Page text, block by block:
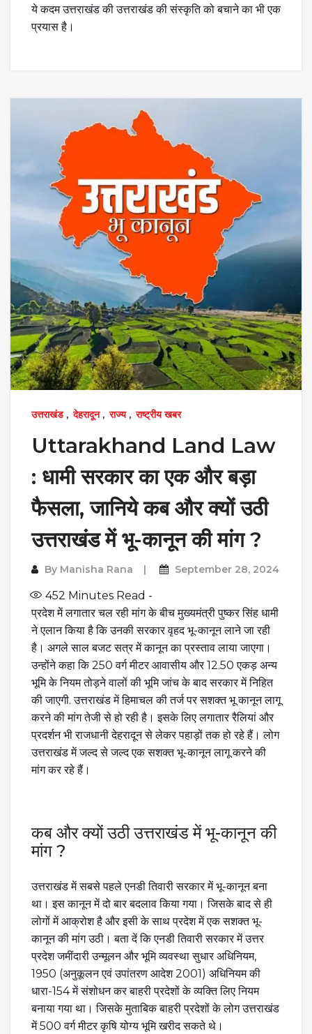
ये कदम उत्तराखंड की उत्तराखंड की संस्कृति को बचाने का भी एक
प्रयास है।
उत्तराखंड, देहरादून, राज्य, राष्ट्रीय खबर
Uttarakhand Land Law
: धामी सरकार का एक और बड़ा
फैसला, जानिये कब और क्यों उठी
उत्तराखंड में भू-कानून की मांग ?
By Manisha Rana September 28, 2024
452 Minutes Read -
प्रदेश में लगातार चल रही मांग के बीच मुख्यमंत्री पुष्कर सिंह धामी
ने एलान किया है कि उनकी सरकार वृहद भू-कानून लाने जा रही
है। अगले साल बजट सत्र में कानून का प्रस्ताव लाया जाएगा।
उन्होंने कहा कि 250 वर्ग मीटर आवासीय और 12.50 एकड़ अन्य
भूमि के नियम तोड़ने वालों की भूमि जांच के बाद सरकार में निहित
की जाएगी. उत्तराखंड में हिमाचल की तर्ज पर सशक्त भू कानून लागू
करने की मांग तेजी से हो रही है। इसके लिए लगातार रैलियां और
प्रदर्शन भी राजधानी देहरादून से लेकर पहाड़ों तक हो रहे हैं। लोग
उत्तराखंड में जल्द से जल्द एक सशक्त भू-कानून लागू करने की
मांग कर रहे हैं।
कब और क्यों उठी उत्तराखंड में भू-कानून की
मांग ?
उत्तराखंड में सबसे पहले एनडी तिवारी सरकार में भू-कानून बना
था। इस कानून में दो बार बदलाव किया गया। जिसके बाद से ही
लोगों में आक्रोश है और इसी के साथ प्रदेश में एक सशक्त भू-
कानून की मांग उठी। बता दें कि एनडी तिवारी सरकार में उत्तर
प्रदेश जमींदारी उन्मूलन और भूमि व्यवस्था सुधार अधिनियम,
1950 (अनुकूलन एवं उपांतरण आदेश 2001) अधिनियम की
धारा-154 में संशोधन कर बाहरी प्रदेशों के व्यक्ति लिए नियम
बनाया गया था। जिसके मुताबिक बाहरी प्रदेशों के लोग उत्तराखंड
में 500 वर्ग मीटर कृषि योग्य भूमि खरीद सकते थे।